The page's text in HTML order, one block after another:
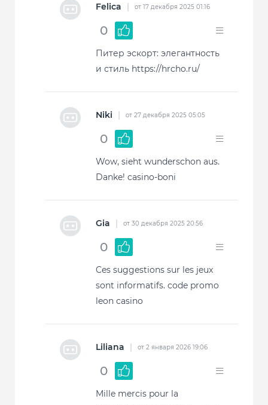
Felica | от 17 декабря 2025 01:16
0
Питер эскорт: элегантность
и стиль https://hrcho.ru/
Niki | от 27 декабря 2025 05:05
0
Wow, sieht wunderschon aus.
Danke! casino-boni
Gia | от 30 декабря 2025 20:56
0
Ces suggestions sur les jeux
sont informatifs. code promo
leon casino
Liliana | от 2 января 2026 19:06
0
Mille mercis pour la